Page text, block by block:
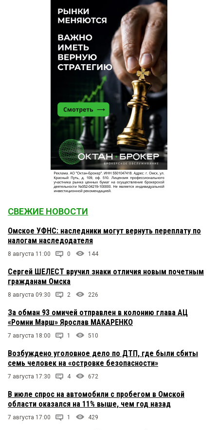
СВЕЖИЕ НОВОСТИ
Омское УФНС: наследники могут вернуть переплату по
налогам наследодателя
8 августа 11:00 0 144
Сергей ШЕЛЕСТ вручил знаки отличия новым почетным
гражданам Омска
8 августа 09:30 2 226
За обман 93 омичей отправлен в колонию глава АЦ
«Ромни Марш» Ярослав МАКАРЕНКО
7 августа 18:00 1 510
Возбуждено уголовное дело по ДТП, где были сбиты
семь человек на «островке безопасности»
7 августа 17:30 4 672
В июле спрос на автомобили с пробегом в Омской
области оказался на 11% выше, чем год назад
7 августа 17:00 1 429